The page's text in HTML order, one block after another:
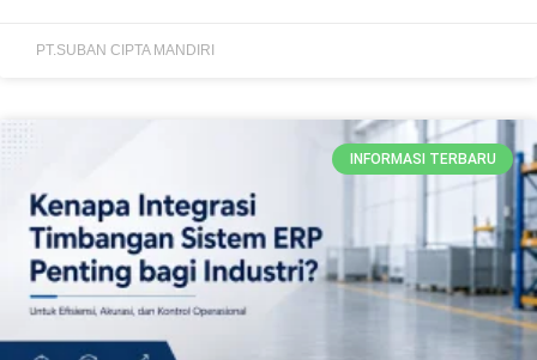
PT.SUBAN CIPTA MANDIRI
INFORMASI TERBARU